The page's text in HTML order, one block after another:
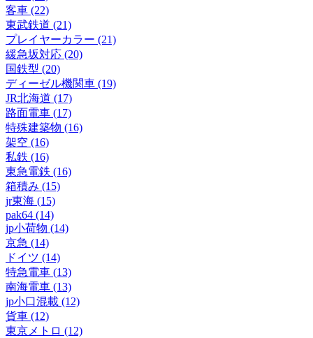
客車 (22)
東武鉄道 (21)
プレイヤーカラー (21)
緩急坂対応 (20)
国鉄型 (20)
ディーゼル機関車 (19)
JR北海道 (17)
路面電車 (17)
特殊建築物 (16)
架空 (16)
私鉄 (16)
東急電鉄 (16)
箱積み (15)
jr東海 (15)
pak64 (14)
jp小荷物 (14)
京急 (14)
ドイツ (14)
特急電車 (13)
南海電車 (13)
jp小口混載 (12)
貨車 (12)
東京メトロ (12)